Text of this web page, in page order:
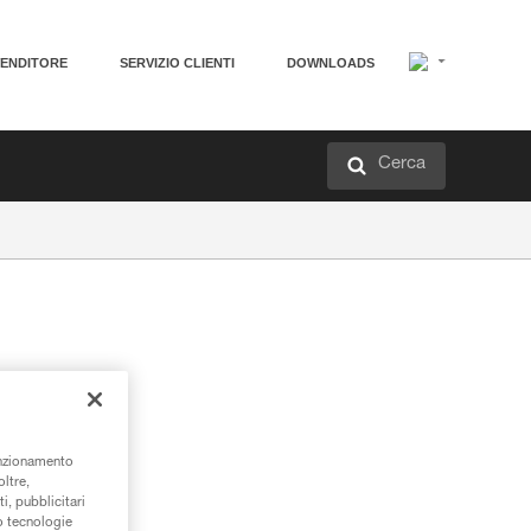
SERVIZIO CLIENTI DOWNLOADS
Cerca
pubblicitari
tecnologie